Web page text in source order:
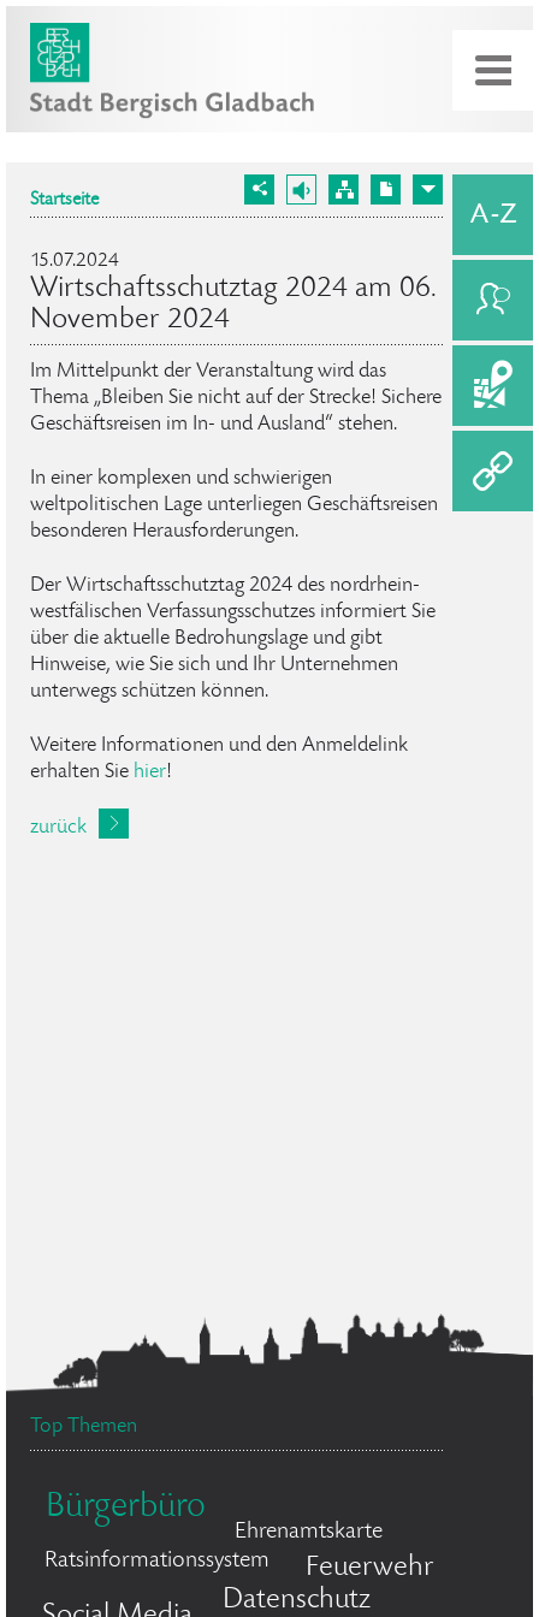
Startseite
15.07.2024
Wirtschaftsschutztag 2024 am 06.
November 2024
Im Mittelpunkt der Veranstaltung wird das
Thema „Bleiben Sie nicht auf der Strecke! Sichere
Geschäftsreisen im In- und Ausland“ stehen.
In einer komplexen und schwierigen
weltpolitischen Lage unterliegen Geschäftsreisen
besonderen Herausforderungen.
Der Wirtschaftsschutztag 2024 des nordrhein-
westfälischen Verfassungsschutzes informiert Sie
über die aktuelle Bedrohungslage und gibt
Hinweise, wie Sie sich und Ihr Unternehmen
unterwegs schützen können.
Weitere Informationen und den Anmeldelink
erhalten Sie hier!
zurück
Top Themen
Bürgerbüro
Ehrenamtskarte
Ratsinformationssystem
Feuerwehr
Datenschutz